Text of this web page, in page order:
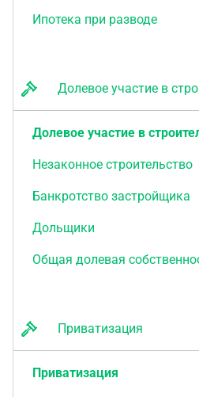
Ипотека при разводе
Долевое участие в
Долевое участие в
Незаконное строительство
Банкротство застройщика
Дольщики
Общая долевая
Приватизация
Приватизация